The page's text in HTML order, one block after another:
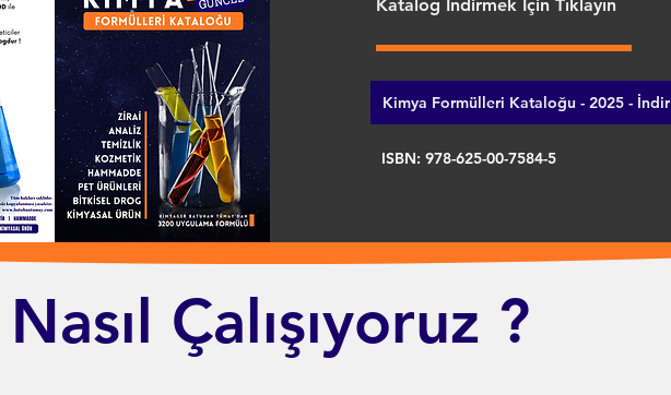
Katalog İndirmek İçin Tıklayın
Kimya Formülleri Kataloğu - 2025 - İndir
ISBN: 978-625-00-7584-5
Nasıl Çalışıyoruz ?